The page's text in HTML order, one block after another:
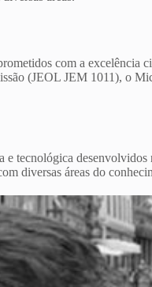
com a excelência
(JEOL JEM 1011), o
e tecnológica
diversas áreas do